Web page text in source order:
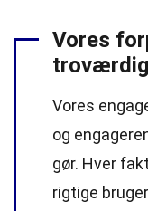
Vores
Vores
og
gør. Hver
rigtige